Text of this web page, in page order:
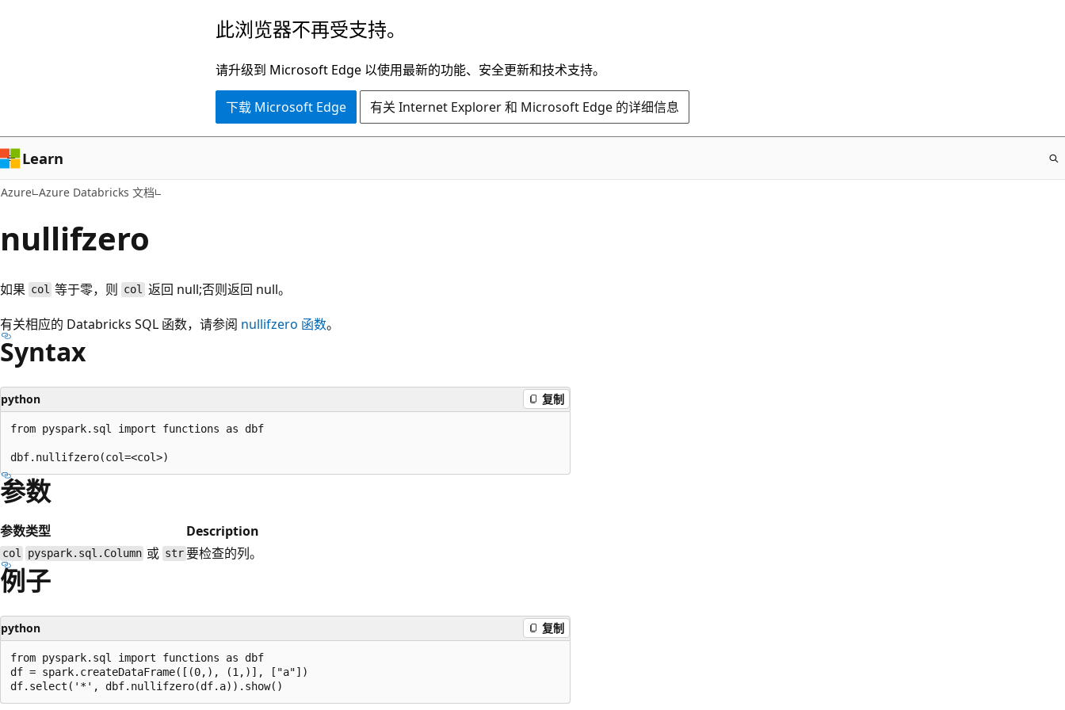
容
此浏览器不再受支持。
请升级到 Microsoft Edge 以使用最新的功能、安全更新和技术支持。
下载 Microsoft Edge 有关 Internet Explorer 和 Microsoft Edge 的详细信息
Learn
Azure Azure Databricks 文档
nullifzero
如果 col 等于零，则 col 返回 null;否则返回 null。
有关相应的 Databricks SQL 函数，请参阅 nullifzero 函数。
Syntax
python 复制
from pyspark.sql import functions as dbf
参数
参数类型 Description
col pyspark.sql.Column 或 str要检查的列。
例子
python 复制
from pyspark.sql import functions as dbf
df = spark.createDataFrame([(0,), (1,)], ["a"])